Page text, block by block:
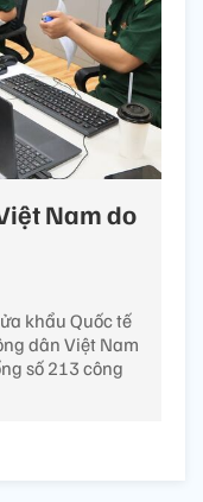
Nam do
khẩu Quốc tế
dân Việt Nam
số 213 công